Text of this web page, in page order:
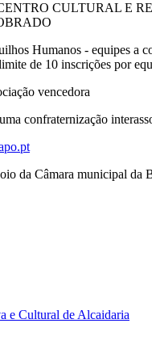
CULTURAL E
Humanos - equipes a
de 10 inscrições por
vencedora
confraternização
da Câmara municipal da
e Cultural de Alcaidaria